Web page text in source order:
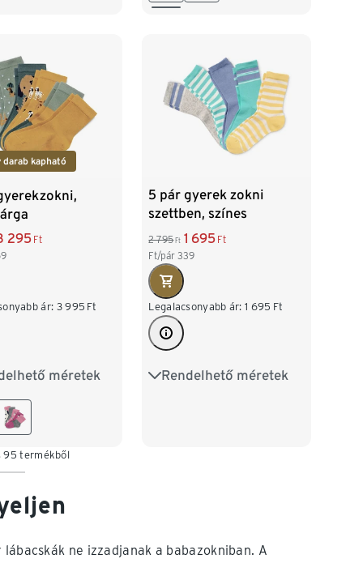
darab kapható
295 Ft
ár: 3 995 Ft
méretek
27-30 31-34
5 pár gyerek zokni
szettben, színes
2 795 Ft 1 695 Ft
Ft/pár339
Legalacsonyabb ár: 1 695 Ft
Rendelhető méretek
31-34 35-38 39-42
95 termékből
ne izzadjanak a babazokniban. A